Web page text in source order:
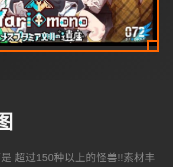
超过150种以上的怪兽!!素材丰